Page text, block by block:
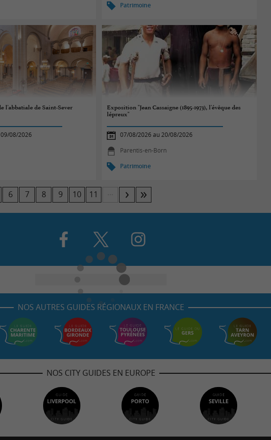
Patrimoine
l'abbatiale de Saint-Sever
08/2026
Exposition "Jean Cassaigne (1895-1973), l'évêque des
lépreux"
07/08/2026 au 20/08/2026
Parentis-en-Born
Patrimoine
6 7 8 9 10 11
NOS AUTRES GUIDES RÉGIONAUX EN FRANCE
NOS CITY GUIDES EN EUROPE